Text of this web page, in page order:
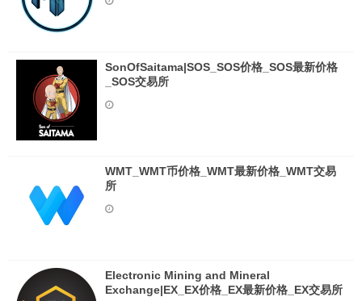
SonOfSaitama|SOS_SOS价格_SOS最新价格
_SOS交易所
WMT_WMT币价格_WMT最新价格_WMT交易
所
Electronic Mining and Mineral
Exchange|EX_EX价格_EX最新价格_EX交易所